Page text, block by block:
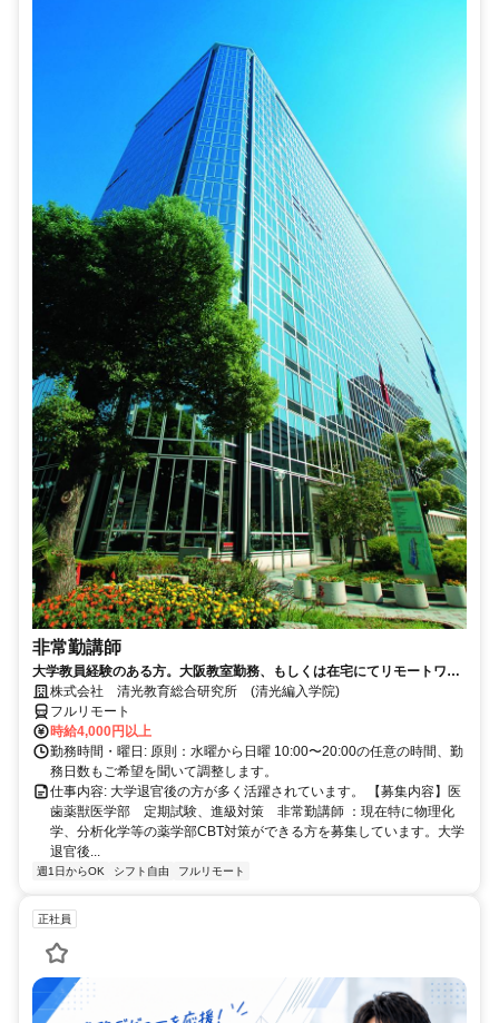
非常勤講師
大学教員経験のある方。大阪教室勤務、もしくは在宅にてリモートワー
ク可能。退官した先生が活躍中。
株式会社 清光教育総合研究所 (清光編入学院)
フルリモート
時給4,000円以上
勤務時間・曜日: 原則：水曜から日曜 10:00〜20:00の任意の時間、勤
務日数もご希望を聞いて調整します。
仕事内容: 大学退官後の方が多く活躍されています。 【募集内容】医
歯薬獣医学部 定期試験、進級対策 非常勤講師 ：現在特に物理化
学、分析化学等の薬学部CBT対策ができる方を募集しています。大学
退官後...
週1日からOK シフト自由 フルリモート
正社員